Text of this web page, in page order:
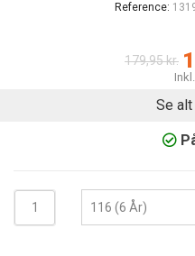
Reference:
179,95 kr.
Se alt